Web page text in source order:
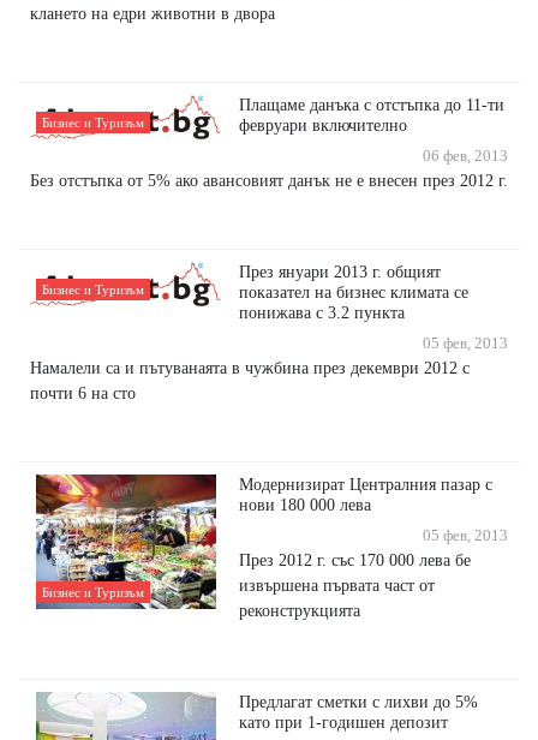
клането на едри животни в двора
Бизнес и Туризъм
Плащаме данъка с отстъпка до 11-ти
февруари включително
06 фев, 2013
Без отстъпка от 5% ако авансовият данък не е внесен през 2012 г.
Бизнес и Туризъм
През януари 2013 г. общият
показател на бизнес климата се
понижава с 3.2 пункта
05 фев, 2013
Намалели са и пътуванаята в чужбина през декември 2012 с
почти 6 на сто
Бизнес и Туризъм
Модернизират Централния пазар с
нови 180 000 лева
05 фев, 2013
През 2012 г. със 170 000 лева бе
извършена първата част от
реконструкцията
Предлагат сметки с лихви до 5%
като при 1-годишен депозит